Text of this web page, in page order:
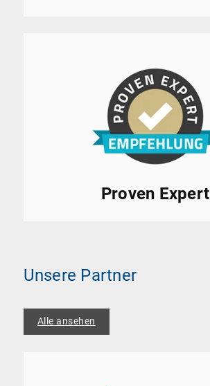
Proven Expert
Unsere Partner
Alle ansehen